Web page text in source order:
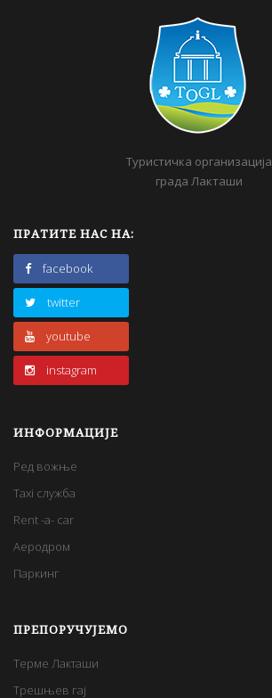
Туристичка организација
града Лакташи
ПРАТИТЕ НАС НА:
facebook
twitter
youtube
instagram
ИНФОРМАЦИЈЕ
Ред вожње
Taxi служба
Rent -a- car
Аеродром
Паркинг
ПРЕПОРУЧУЈЕМО
Терме Лакташи
Трешњев гај